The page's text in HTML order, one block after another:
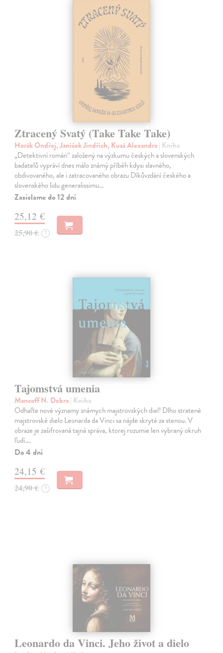
Ztracený Svatý (Take Take Take)
Horák Ondřej, Janíček Jindřich, Kusá Alexandra| Kniha
„Detektivní román“ založený na výzkumu českých a slovenských
badatelů vypráví dnes málo známý příběh kdysi slavného,
obdivovaného, ale i zatracovaného obrazu Díkůvzdání českého a
slovenského lidu generalissimu…
Zasielame do 12 dní
25,12 €
25,90 € ?
Tajomstvá umenia
Mancoff N. Debra| Kniha
Odhaľte nové významy známych majstrovských diel! Dlho stratené
majstrovské dielo Leonarda da Vinci sa nájde skryté za stenou. V
obraze je zašifrovaná tajná správa, ktorej rozumie len vybraný okruh
ľudí.…
Do 4 dní
24,15 €
24,90 € ?
Leonardo da Vinci. Jeho život a dielo